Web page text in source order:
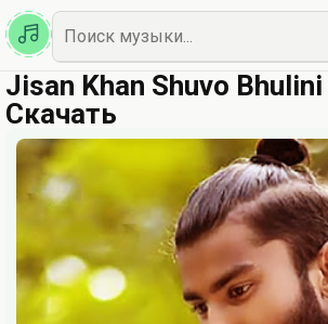
Казахская
Наш Топ
Jisan Khan Shuvo Bhulini
Скачать